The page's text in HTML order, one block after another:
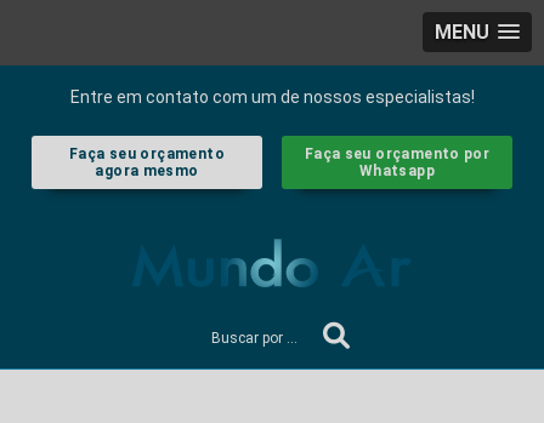
MENU
Entre em contato com um de nossos especialistas!
Faça seu orçamento
agora mesmo
Faça seu orçamento por
Whatsapp